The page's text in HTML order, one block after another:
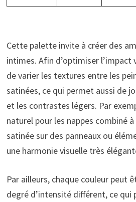
Cette palette invite à créer des
intimes. Afin d’optimiser l’impact
de varier les textures entre les
satinées, ce qui permet aussi de
et les contrastes légers. Par
naturel pour les nappes combiné
satinée sur des panneaux ou
une harmonie visuelle très
Par ailleurs, chaque couleur peut
degré d’intensité différent, ce qui